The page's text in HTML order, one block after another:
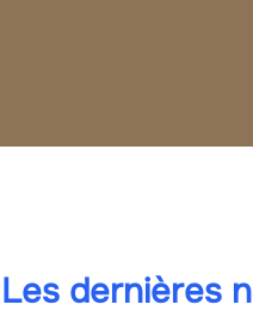
Les dernières